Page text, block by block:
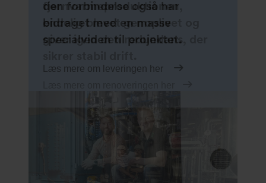
fjernvarmeproduktionen,
endelig blevet genoplivet og
giver igen den redundans, der
den forbindelse også har
bidraget med en masse
specialviden til projektet.
Læs mere om leveringen her
for vandforsyning,
rensningsanlæg, kraft-
varmesektoren og procesanlæg.
Læs mere her
Læs mere her